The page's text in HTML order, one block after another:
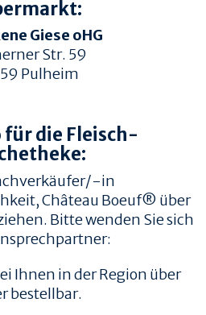
Giese oHG
Str. 59
Pulheim
die Fleisch-
in
Château Boeuf® über
Bitte wenden Sie sich
Ihnen in der Region über
bestellbar.
QUALITÄT &
RÜCKVERFOLGBARKEIT
ZUSCHNITTE
REZEPTE
REZEPTE
INFORMATION